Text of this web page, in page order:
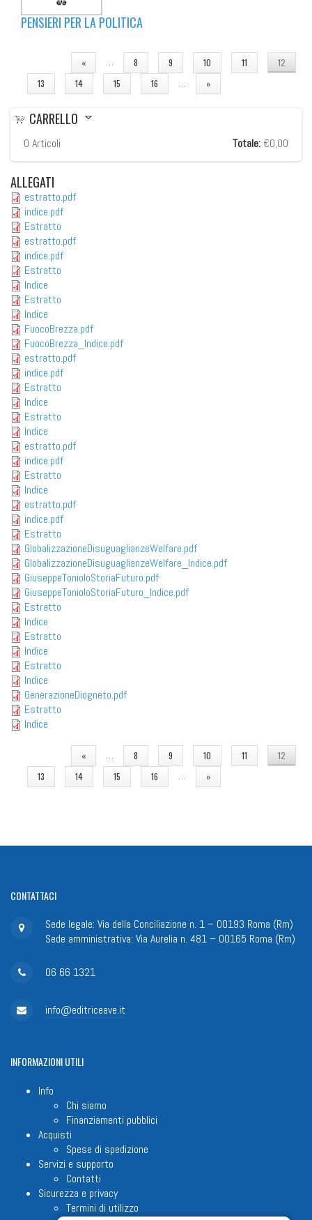
PENSIERI PER LA POLITICA
« … 8 9 10 11
12
13
14 15 16 … »
CARRELLO
0 Articoli Totale: €0,00
ALLEGATI
estratto.pdf
indice.pdf
Estratto
estratto.pdf
indice.pdf
Estratto
Indice
Estratto
Indice
FuocoBrezza.pdf
FuocoBrezza_Indice.pdf
estratto.pdf
indice.pdf
Estratto
Indice
Estratto
Indice
estratto.pdf
indice.pdf
Estratto
Indice
estratto.pdf
indice.pdf
Estratto
GlobalizzazioneDisuguaglianzeWelfare.pdf
GlobalizzazioneDisuguaglianzeWelfare_Indice.pdf
GiuseppeTonioloStoriaFuturo.pdf
GiuseppeTonioloStoriaFuturo_Indice.pdf
Estratto
Indice
Estratto
Indice
Estratto
Indice
GenerazioneDiogneto.pdf
Estratto
Indice
« … 8 9 10 11
12
13
14 15 16 … »
CONTATTACI
Sede legale: Via della Conciliazione n. 1 – 00193 Roma (Rm)
Sede amministrativa: Via Aurelia n. 481 – 00165 Roma (Rm)
06 66 1321
info@editriceave.it
INFORMAZIONIUTILI
Info
Chi siamo
Finanziamenti pubblici
Acquisti
Spese di spedizione
Servizi e supporto
Contatti
Sicurezza e privacy
Termini di utilizzo